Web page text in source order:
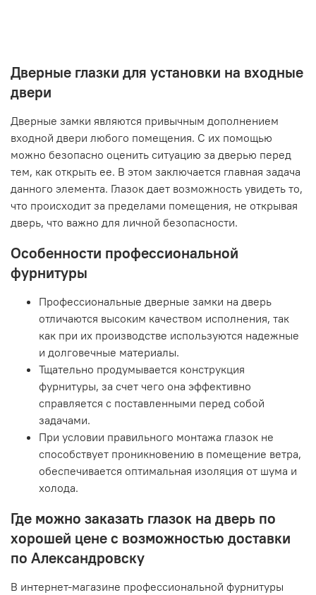
Дверные глазки для установки на входные
двери
Дверные замки являются привычным дополнением
входной двери любого помещения. С их помощью
можно безопасно оценить ситуацию за дверью перед
тем, как открыть ее. В этом заключается главная задача
данного элемента. Глазок дает возможность увидеть то,
что происходит за пределами помещения, не открывая
дверь, что важно для личной безопасности.
Особенности профессиональной
фурнитуры
Профессиональные дверные замки на дверь
отличаются высоким качеством исполнения, так
как при их производстве используются надежные
и долговечные материалы.
Тщательно продумывается конструкция
фурнитуры, за счет чего она эффективно
справляется с поставленными перед собой
задачами.
При условии правильного монтажа глазок не
способствует проникновению в помещение ветра,
обеспечивается оптимальная изоляция от шума и
холода.
Где можно заказать глазок на дверь по
хорошей цене с возможностью доставки
по Александровску
В интернет-магазине профессиональной фурнитуры